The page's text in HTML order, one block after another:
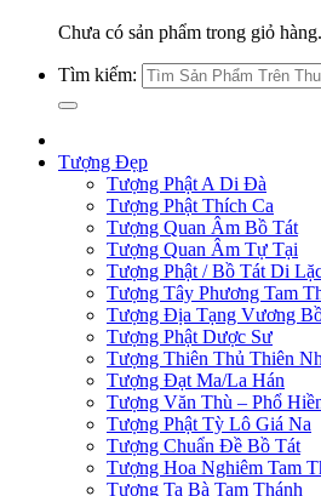
Chưa có sản phẩm trong giỏ hàng.
Tìm kiếm:
Tượng Đẹp
Tượng Phật A Di Đà
Tượng Phật Thích Ca
Tượng Quan Âm Bồ Tát
Tượng Quan Âm Tự Tại
Tượng Phật / Bồ Tát Di
Tượng Tây Phương Tam
Tượng Địa Tạng Vương
Tượng Phật Dược Sư
Tượng Thiên Thủ Thiên
Tượng Đạt Ma/La Hán
Tượng Văn Thù – Phổ
Tượng Phật Tỳ Lô Giá Na
Tượng Chuẩn Đề Bồ Tát
Tượng Hoa Nghiêm Tam
Tượng Ta Bà Tam Thánh